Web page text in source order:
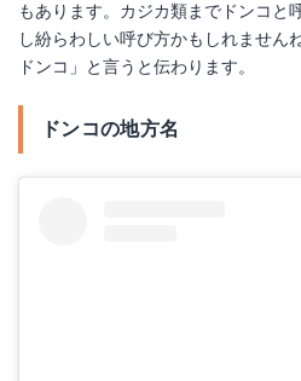
もあります。カジカ類までドンコと
し紛らわしい呼び方かもしれません
ドンコ」と言うと伝わります。
ドンコの地方名